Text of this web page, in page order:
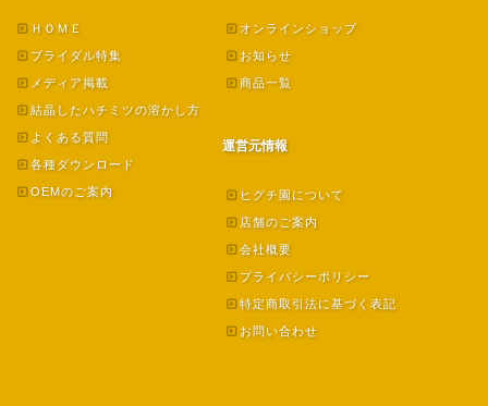
ＨＯＭＥ
ブライダル特集
メディア掲載
結晶したハチミツの溶かし方
よくある質問
各種ダウンロード
OEMのご案内
オンラインショップ
お知らせ
商品一覧
運営元情報
ヒグチ園について
店舗のご案内
会社概要
プライバシーポリシー
特定商取引法に基づく表記
お問い合わせ